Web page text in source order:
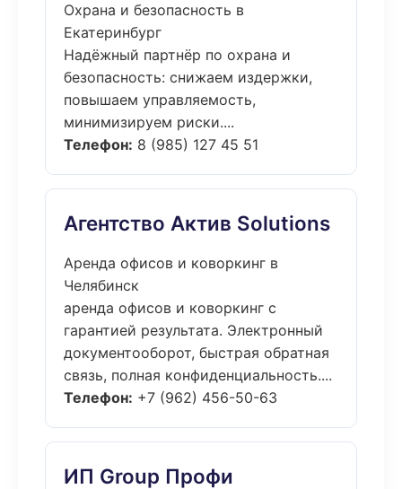
Охрана и безопасность в
Екатеринбург
Надёжный партнёр по охрана и
безопасность: снижаем издержки,
повышаем управляемость,
минимизируем риски....
Телефон: 8 (985) 127 45 51
Агентство Актив Solutions
Аренда офисов и коворкинг в
Челябинск
аренда офисов и коворкинг с
гарантией результата. Электронный
документооборот, быстрая обратная
связь, полная конфиденциальность....
Телефон: +7 (962) 456-50-63
ИП Group Профи